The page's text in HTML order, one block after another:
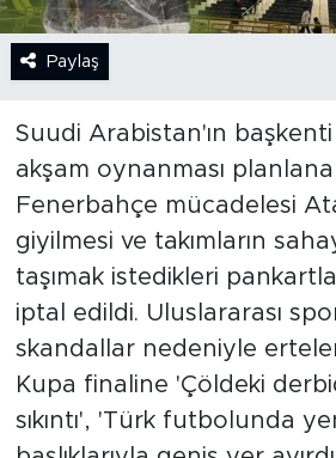
Paylaş
Suudi Arabistan'ın
akşam oynanması
Fenerbahçe mücadelesi
giyilmesi ve takımların
taşımak istedikleri
iptal edildi. Uluslararası spor
skandallar nedeniyle
Kupa finaline 'Çöldeki
sıkıntı', 'Türk futbolunda
YAZARLAR
EKONOMİ
SPOR
YAŞAM